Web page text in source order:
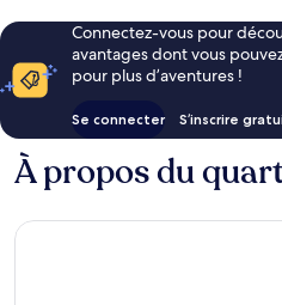
Connectez-vous pour
avantages dont vous
pour plus d’aventures !
Se connecter S’inscrire
À propos du